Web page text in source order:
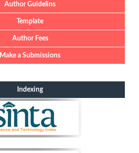
Author Guidelins
Template
Author Fees
Make a Submissions
Indexing